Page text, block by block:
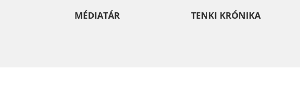
MÉDIATÁR TENKI KRÓNIKA